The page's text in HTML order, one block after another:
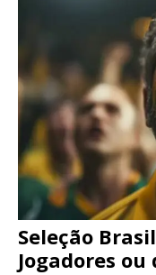
Seleção
Jogadores ou